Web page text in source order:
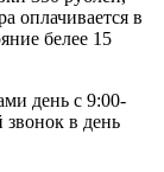
оплачивается в
белее 15
день с 9:00-
звонок в день